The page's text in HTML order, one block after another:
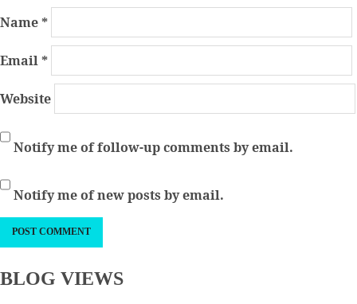
Name*
Email*
Website
Notify me of follow-up comments by email.
Notify me of new posts by email.
BLOG VIEWS